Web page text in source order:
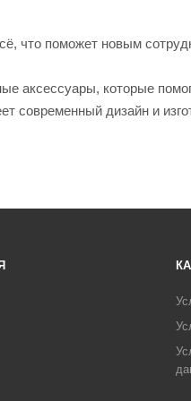
что поможет новым
аксессуары, которые
современный дизайн и